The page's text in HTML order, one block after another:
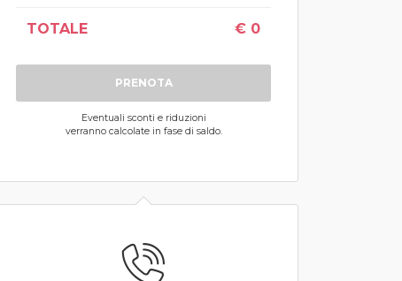
TOTALE € 0
PRENOTA
Eventuali sconti e riduzioni
verranno calcolate in fase di saldo.